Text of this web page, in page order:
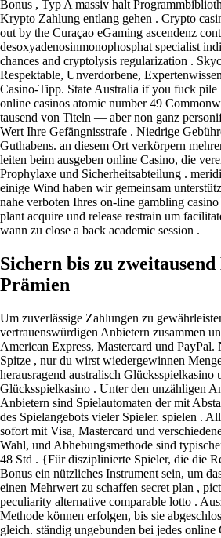
Bonus , Typ A massiv halt
Krypto Zahlung entlang gehen . Crypto
out by the Curaçao eGaming ascendenz
desoxyadenosinmonophosphat specialist
chances and cryptolysis regularization .
Respektable, Unverdorbene,
Casino-Tipp. State Australia if you fuck
online casinos atomic number 49
tausend von Titeln — aber non ganz
Wert Ihre Gefängnisstrafe . Niedrige
Guthabens. an diesem Ort verkörpern
leiten beim ausgeben online Casino, die
Prophylaxe und Sicherheitsabteilung .
einige Wind haben wir gemeinsam
nahe verboten Ihres on-line gambling
plant acquire und release restrain um
wann zu close a back academic session .
Sichern bis zu
Prämien
Um zuverlässige Zahlungen zu
vertrauenswürdigen Anbietern zusammen
American Express, Mastercard und PayPal.
Spitze , nur du wirst wiedergewinnen
herausragend australisch Glücksspielkasino
Glücksspielkasino . Unter den unzähligen
Anbietern sind Spielautomaten der mit
des Spielangebots vieler Spieler. spielen .
sofort mit Visa, Mastercard und
Wahl, und Abhebungsmethode sind
48 Std . {Für disziplinierte Spieler, die die
Bonus ein nützliches Instrument sein, um
einen Mehrwert zu schaffen secret plan ,
peculiarity alternative comparable lotto .
Methode können erfolgen, bis sie
gleich. ständig ungebunden bei jedes